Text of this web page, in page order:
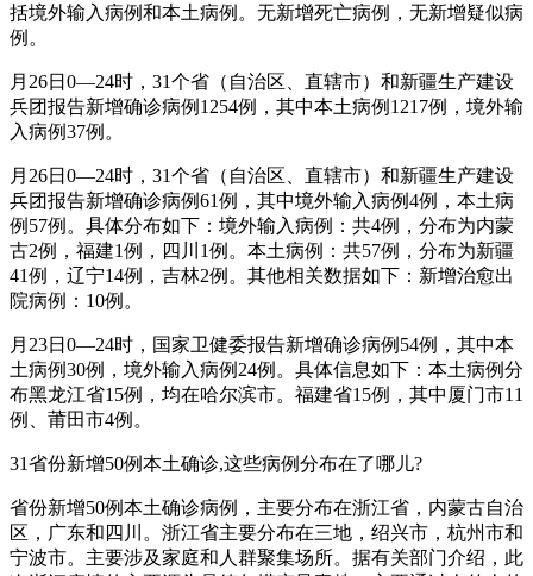
括境外输入病例和本土病例。无新增死亡病例，无新增疑似病
例。
月26日0—24时，31个省（自治区、直辖市）和新疆生产建设
兵团报告新增确诊病例1254例，其中本土病例1217例，境外输
入病例37例。
月26日0—24时，31个省（自治区、直辖市）和新疆生产建设
兵团报告新增确诊病例61例，其中境外输入病例4例，本土病
例57例。具体分布如下：境外输入病例：共4例，分布为内蒙
古2例，福建1例，四川1例。本土病例：共57例，分布为新疆
41例，辽宁14例，吉林2例。其他相关数据如下：新增治愈出
院病例：10例。
月23日0—24时，国家卫健委报告新增确诊病例54例，其中本
土病例30例，境外输入病例24例。具体信息如下：本土病例分
布黑龙江省15例，均在哈尔滨市。福建省15例，其中厦门市11
例、莆田市4例。
31省份新增50例本土确诊,这些病例分布在了哪儿?
省份新增50例本土确诊病例，主要分布在浙江省，内蒙古自治
区，广东和四川。浙江省主要分布在三地，绍兴市，杭州市和
宁波市。主要涉及家庭和人群聚集场所。据有关部门介绍，此